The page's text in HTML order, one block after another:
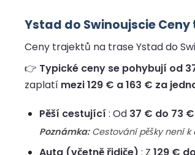
Ystad do Swinoujscie
Ceny trajektů na trase Ystad do
👉 Typické ceny se pohybují od
zaplatí mezi 129 € a 163 € za
Pěší cestující : Od 37 € do 73
Poznámka:Cestování pěšky není